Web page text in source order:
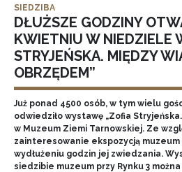
SIEDZIBA
DŁUŻSZE GODZINY
KWIETNIU W NIEDZIELE
STRYJEŃSKA. MIĘDZY
OBRZĘDEM”
Już ponad 4500 osób, w tym wielu
odwiedziło wystawę „Zofia
w Muzeum Ziemi Tarnowskiej. Ze
zainteresowanie ekspozycją muzeum
wydłużeniu godzin jej zwiedzania.
siedzibie muzeum przy Rynku 3